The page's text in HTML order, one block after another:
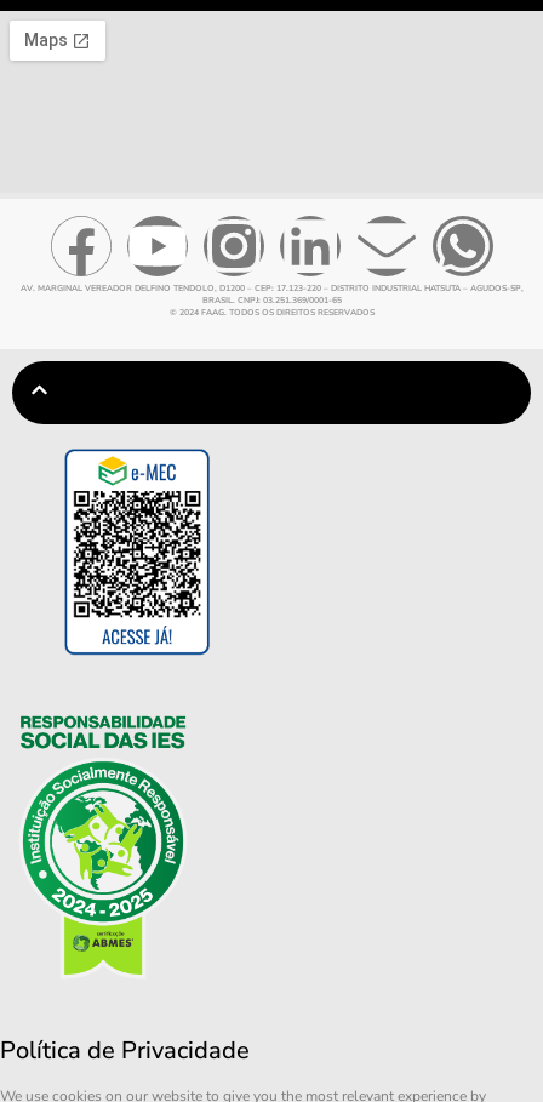
AV. MARGINAL VEREADOR DELFINO TENDOLO, D1200 – CEP: 17.123-220 – DISTRITO INDUSTRIAL HATSUTA – AGUDOS-SP,
BRASIL. CNPJ: 03.251.369/0001-65
© 2024 FAAG. TODOS OS DIREITOS RESERVADOS
Política de Privacidade
We use cookies on our website to give you the most relevant experience by